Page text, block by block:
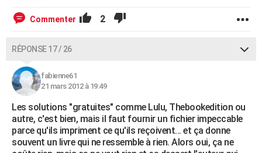
Commenter 2
RÉPONSE 17 / 26
fabienne61
21 mars 2012 à 19:49
Les solutions "gratuites" comme Lulu, Thebookedition ou
autre, c'est bien, mais il faut fournir un fichier impeccable
parce qu'ils impriment ce qu'ils reçoivent... et ça donne
souvent un livre qui ne ressemble à rien. Alors oui, ça ne